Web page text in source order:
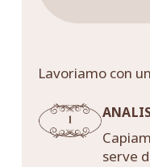
Lavoriamo con
serve